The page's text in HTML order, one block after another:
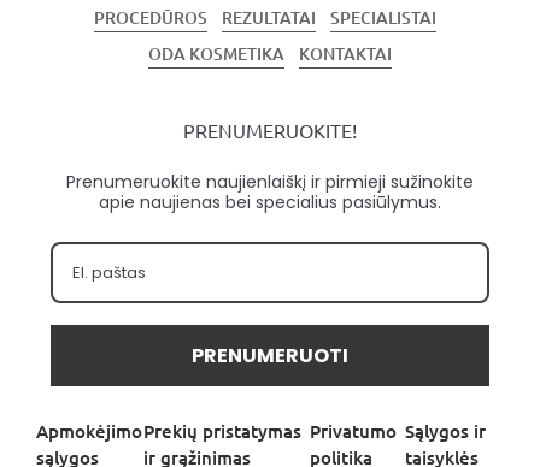
PROCEDŪROS REZULTATAI
SPECIALISTAI
ODA KOSMETIKA
KONTAKTAI
PRENUMERUOKITE!
Prenumeruokite naujienlaiškį ir pirmieji sužinokite
apie naujienas bei specialius pasiūlymus.
PRENUMERUOTI
Apmokėjimo
sąlygos
Prekių pristatymas
ir grąžinimas
Privatumo
politika
Sąlygos ir
taisyklės